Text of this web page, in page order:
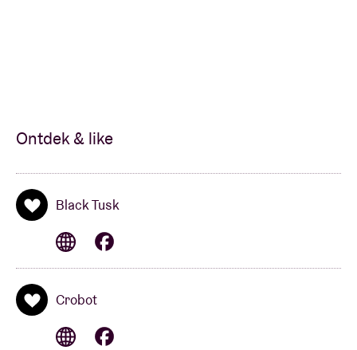
Ontdek & like
Black Tusk
Crobot